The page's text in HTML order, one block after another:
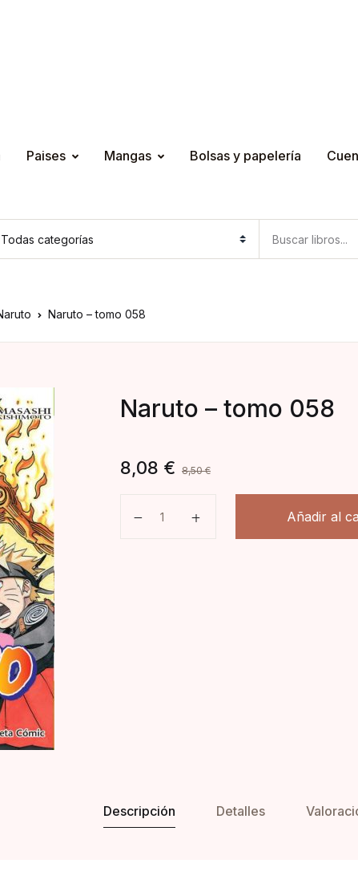
Paises Mangas Bolsas y papelería
Naruto – tomo 058
Naruto – tomo 058
8,08 € 8,50€
Añadir al
Descripción Detalles